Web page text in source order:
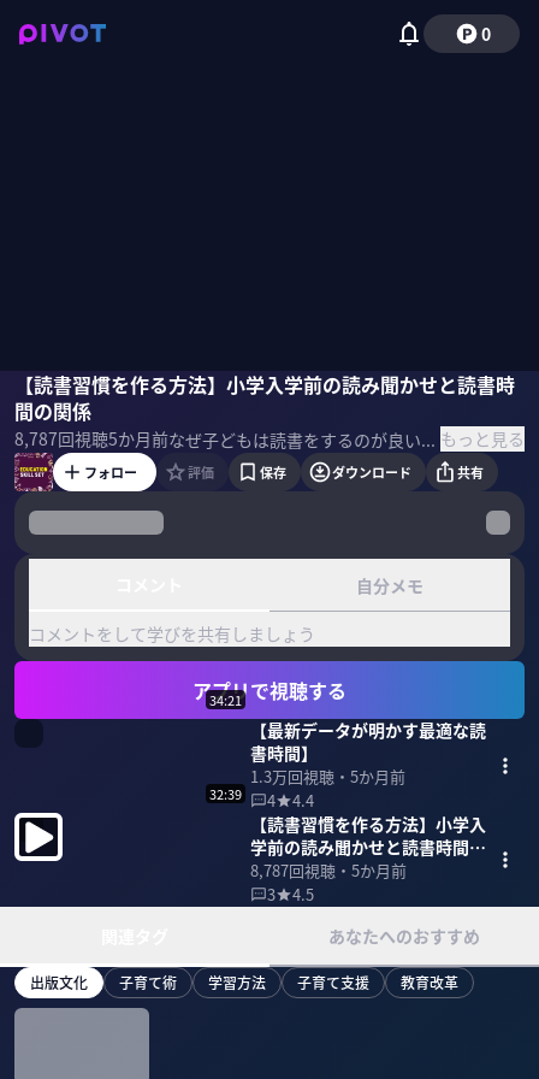
0
【読書習慣を作る方法】小学入学前の読み聞かせと読書時
間の関係
8,787回視聴5か月前 なぜ子どもは読書をするのが良いのか？本を読まない子へのアプローチ法とは。書店・図書館のメリットは？科学的根拠に基づいて教える子どもの頭が良くなる読書について猪原敬介氏に聞いた。 ＜ゲスト＞ 猪原敬介｜教育心理学者・認知科学者 京都大学大学院教育学研究科修了の教育学博士。2020年より北里大学一般教育学部専任講師。 ＜参考書籍＞ 『読書効果の科学: 読書の“穏やかな”力を活かす3原則』 猪原敬介 (著)京都大学学術出版会（刊） もっと見る
山口真由猪原敬介西岡孝洋
フォロー 評価 保存 ダウンロード 共有
自分メモ
コメントをして学びを共有しましょう
アプリで視聴する
34:21
【最新データが明かす最適な読
書時間】
1.3万回視聴・ 5か月前
4
4.4
32:39
【読書習慣を作る方法】小学入
学前の読み聞かせと読書時間の
関係
8,787回視聴・ 5か月前
3
4.5
あなたへのおすすめ
出版文化 子育て術 学習方法 子育て支援 教育改革